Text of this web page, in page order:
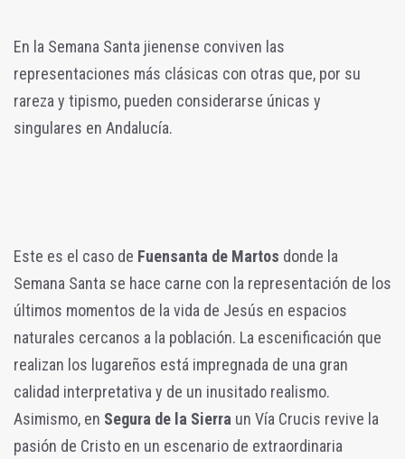
En la Semana Santa jienense conviven las
representaciones más clásicas con otras que, por su
rareza y tipismo, pueden considerarse únicas y
singulares en Andalucía.
Este es el caso de Fuensanta de Martos donde la
Semana Santa se hace carne con la representación de los
últimos momentos de la vida de Jesús en espacios
naturales cercanos a la población. La escenificación que
realizan los lugareños está impregnada de una gran
calidad interpretativa y de un inusitado realismo.
Asimismo, en Segura de la Sierra un Vía Crucis revive la
pasión de Cristo en un escenario de extraordinaria